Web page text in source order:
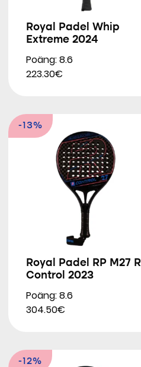
Royal Padel Whip
Extreme 2024
Poäng: 8.6
223.30€
-13%
Royal Padel RP M27 R
Control 2023
Poäng: 8.6
304.50€
-12%